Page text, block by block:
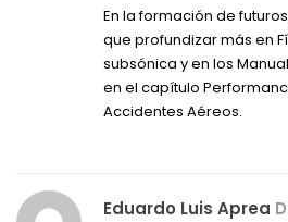
En la formación de
que profundizar más en
subsónica y en los
en el capítulo
Accidentes Aéreos.
Eduardo Luis Aprea